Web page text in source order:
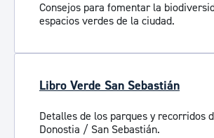
Consejos para fomentar la
espacios verdes de la ciudad.
Libro Verde San Sebastián
Detalles de los parques y recorridos
Donostia / San Sebastián.